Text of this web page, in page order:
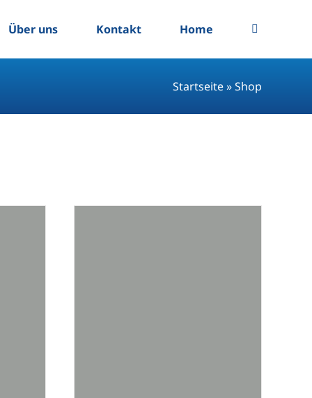
Über uns Kontakt Home
Startseite»Shop